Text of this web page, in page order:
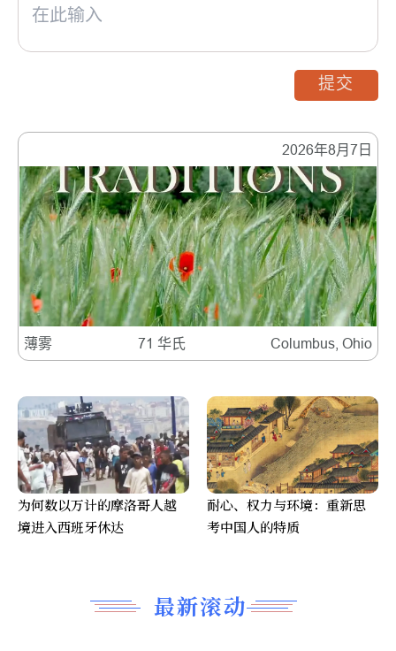
2026年8月7日
薄雾 71 华氏 Columbus, Ohio
最新滚动
提交
为何数以万计的摩洛哥人越
境进入西班牙休达
耐心、权力与环境：重新思
考中国人的特质